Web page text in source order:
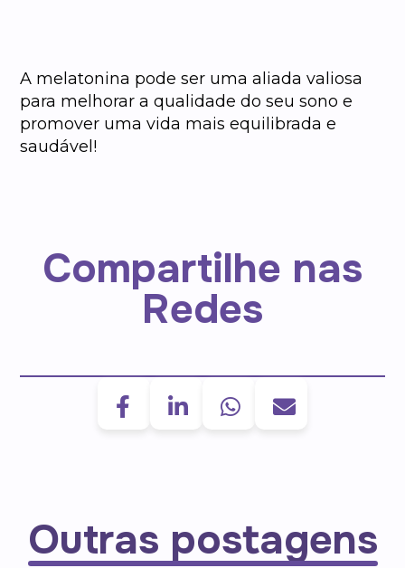
A melatonina pode ser uma aliada valiosa
para melhorar a qualidade do seu sono e
promover uma vida mais equilibrada e
saudável!
Compartilhe nas
Redes
Outras postagens